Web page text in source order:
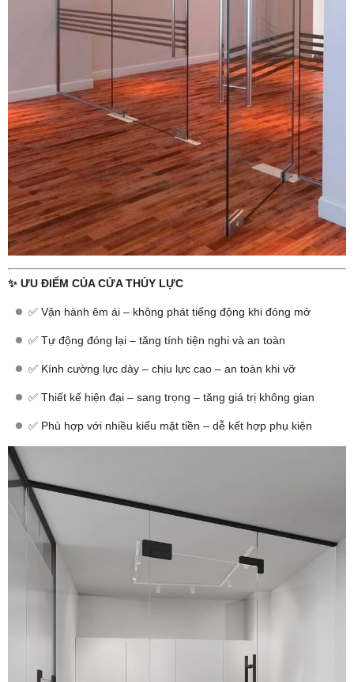
✨ ƯU ĐIỂM CỦA CỬA THỦY LỰC
✅ Vận hành êm ái – không phát tiếng động khi đóng mở
✅ Tự động đóng lại – tăng tính tiện nghi và an toàn
✅ Kính cường lực dày – chịu lực cao – an toàn khi vỡ
✅ Thiết kế hiện đại – sang trọng – tăng giá trị không gian
✅ Phù hợp với nhiều kiểu mặt tiền – dễ kết hợp phụ kiện